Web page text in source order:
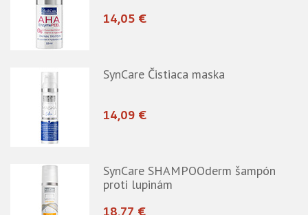
14,05 €
SynCare Čistiaca maska
14,09 €
SynCare SHAMPOOderm šampón
proti lupinám
18,77 €